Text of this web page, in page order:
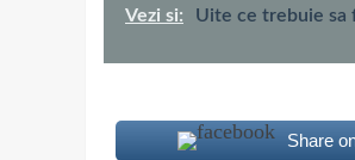
Vezi si: Uite ce trebuie sa
Share